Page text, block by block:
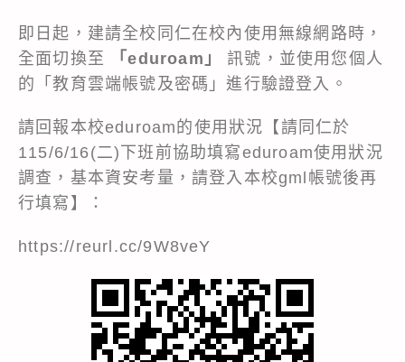
即日起，建請全校同仁在校內使用無線網路時，
全面切換至
「eduroam」
訊號，並使用您個人
的「教育雲端帳號及密碼」進行驗證登入。
請回報本校eduroam的使用狀況【請同仁於
115/6/16(二)下班前協助填寫eduroam使用狀況
調查，基本資安考量，請登入本校gml帳號後再
行填寫】：
https://reurl.cc/9W8veY